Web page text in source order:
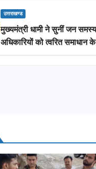
उत्तराखण्ड
मुख्यमंत्री धामी ने सुनीं जन
अधिकारियों को त्वरित समाधान के
निर्देश